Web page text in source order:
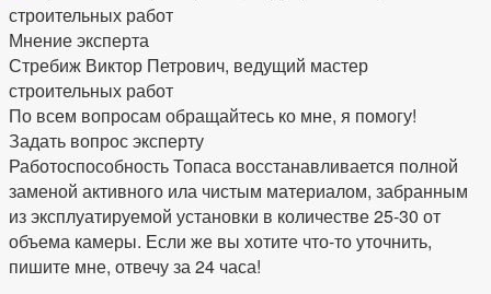
Мнение эксперта
Стребиж Виктор Петрович, ведущий мастер
строительных работ
По всем вопросам обращайтесь ко мне, я помогу!
Задать вопрос эксперту
Работоспособность Топаса восстанавливается полной
заменой активного ила чистым материалом, забранным
из эксплуатируемой установки в количестве 25-30 от
объема камеры. Если же вы хотите что-то уточнить,
пишите мне, отвечу за 24 часа!